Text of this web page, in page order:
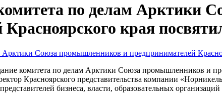
по делам Арктики
края
комитета по делам Арктики Союза промышленников и
Красноярского представительства компании
бизнеса, власти, образовательных